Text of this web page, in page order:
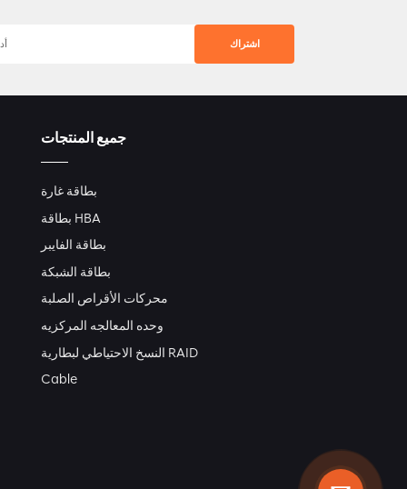
جميع المنتجات
بطاقة غارة
بطاقة HBA
بطاقة الفايبر
بطاقة الشبكة
محركات الأقراص الصلبة
وحده المعالجه المركزيه
النسخ الاحتياطي لبطارية RAID
Cable